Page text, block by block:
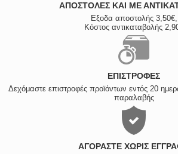
ΑΠΟΣΤΟΛΈΣ ΚΑΙ ΜΕ
Εξοδα αποστολής 3,50€,
Κόστος αντικαταβολής
ΕΠΙΣΤΡΟΦΈΣ
Δεχόμαστε επιστροφές προϊόντων εντός 20
παραλαβής
ΑΓΟΡΆΣΤΕ ΧΩΡΊΣ